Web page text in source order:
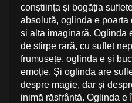
conștiința și bogăția
absolută, oglinda e
si alta imaginară. Oglinda
de stirpe rară, cu suflet
frumusețe, oglinda e și
emoție. Și oglinda are
despre magie, dar și
inimă răsfrântă. Oglinda e